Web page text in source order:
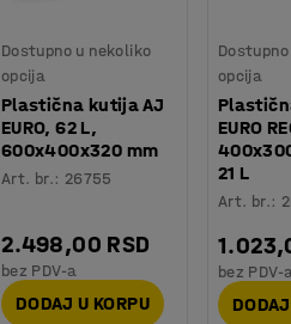
Dostupno u nekoliko
opcija
Plastična kutija AJ
EURO, 62 L,
600x400x320 mm
Art. br.: 26755
2.498,00 RSD
bez PDV-a
DODAJ U KORPU
opcija
EURO
21 L
Art. br.:
bez PDV-